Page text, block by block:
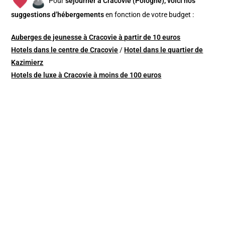
suggestions d’hébergements en fonction de votre budget :
Auberges de jeunesse à Cracovie à partir de 10 euros
Hotels dans le centre de Cracovie / Hotel dans le quartier de
Kazimierz
Hotels de luxe à Cracovie à moins de 100 euros